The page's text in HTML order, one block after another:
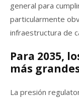
general para
particularmente
infraestructura de
Para 2035,
más
La presión